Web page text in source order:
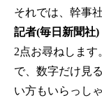
それでは、幹事
記者(毎日新聞社)
2点お尋ねします
で、数字だけ見
い方もいらっし